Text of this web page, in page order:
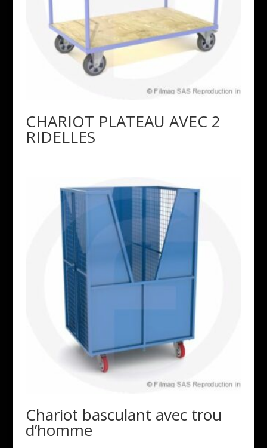
CHARIOT PLATEAU AVEC 2
RIDELLES
Chariot basculant avec trou
d’homme